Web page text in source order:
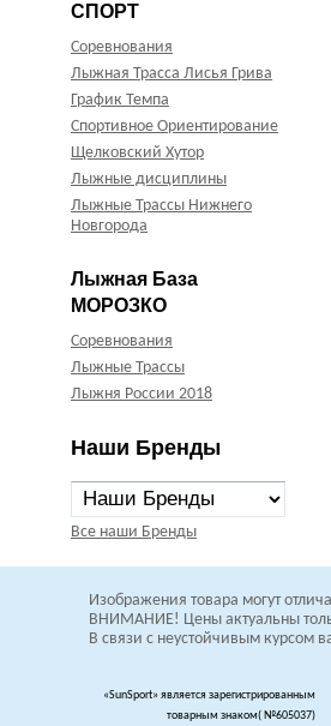
СПОРТ
Соревнования
Лыжная Трасса Лисья Грива
График Темпа
Спортивное Ориентирование
Щелковский Хутор
Лыжные дисциплины
Лыжные Трассы Нижнего
Новгорода
Лыжная База
МОРОЗКО
Соревнования
Лыжные Трассы
Лыжня России 2018
Наши Бренды
Все наши Бренды
Изображения товара могут
ВНИМАНИЕ! Цены актуальны
В связи с неустойчивым курсом
«SunSport» является зарегистрированным
товарным знаком( №605037)